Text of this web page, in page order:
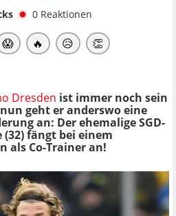
0 Reaktionen
😱 🔥 😥 👏
Dresden ist immer noch sein
geht er anderswo eine
an: Der ehemalige SGD-
fängt bei einem
als Co-Trainer an!